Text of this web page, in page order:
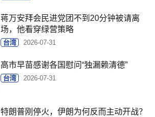
蒋万安拜会民进党团不到20分钟被请离
场，他看穿绿营策略
台湾 2026-07-31
高市早苗感谢各国慰问“独漏赖清德”
台湾 2026-07-31
特朗普刚停火，伊朗为何反而主动开战？